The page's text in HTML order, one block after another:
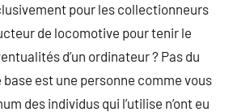
pour les collectionneurs
de locomotive pour tenir le
d’un ordinateur ? Pas du
est une personne comme vous
des individus qui l’utilise n’ont eu